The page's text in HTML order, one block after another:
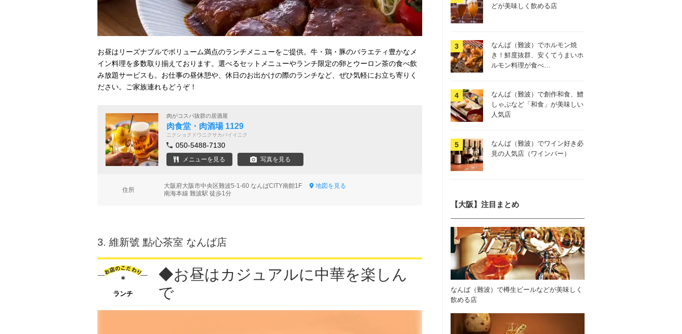
お昼はリーズナブルでボリューム満点のランチメニューをご提供。牛・鶏・豚のバラエティ豊かなメ
イン料理を多数取り揃えております。選べるセットメニューやランチ限定の卵とウーロン茶の食べ飲
み放題サービスも。お仕事の昼休憩や、休日のお出かけの際のランチなど、ぜひ気軽にお立ち寄りく
ださい。ご家族連れもどうぞ！
肉がコスパ抜群の居酒屋
肉食堂・肉酒場 1129
ニクショクドウニクサカバイイニク
050-5488-7130
メニューを見る 写真を見る
住所
大阪府大阪市中央区難波5-1-60 なんばCITY南館1F
地図を見る
南海本線 難波駅 徒歩1分
3. 維新號 點心茶室 なんば店
ランチ
◆お昼はカジュアルに中華を楽しん
で
どが美味しく飲める店
なんば（難波）でホルモン焼
き！鮮度抜群、安くてうまいホ
ルモン料理が食べ…
なんば（難波）で創作和食、鱧
しゃぶなど「和食」が美味しい
人気店
なんば（難波）でワイン好き必
見の人気店（ワインバー）
【大阪】注目まとめ
なんば（難波）で樽生ビールなどが美味しく
飲める店